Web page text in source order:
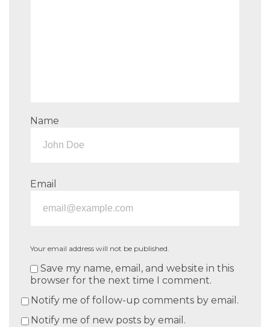
Name
Email
Your email address will not be published.
Save my name, email, and website in this
browser for the next time I comment.
Notify me of follow-up comments by email.
Notify me of new posts by email.